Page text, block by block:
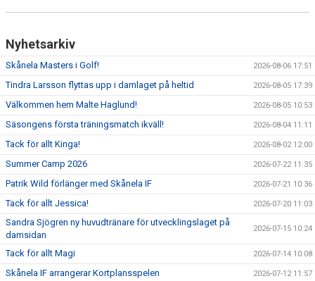
Nyhetsarkiv
Skånela Masters i Golf! 2026-08-06 17:51
Tindra Larsson flyttas upp i damlaget på heltid 2026-08-05 17:39
Välkommen hem Malte Haglund! 2026-08-05 10:53
Säsongens första träningsmatch ikväll! 2026-08-04 11:11
Tack för allt Kinga! 2026-08-02 12:00
Summer Camp 2026 2026-07-22 11:35
Patrik Wild förlänger med Skånela IF 2026-07-21 10:36
Tack för allt Jessica! 2026-07-20 11:03
Sandra Sjögren ny huvudtränare för utvecklingslaget på
damsidan
2026-07-15 10:24
Tack för allt Magi 2026-07-14 10:08
Skånela IF arrangerar Kortplansspelen 2026-07-12 11:57